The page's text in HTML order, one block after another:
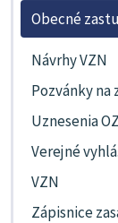
Obecné
Návrhy VZN
Pozvánky na
Uznesenia OZ
Verejné
VZN
Zápisnice